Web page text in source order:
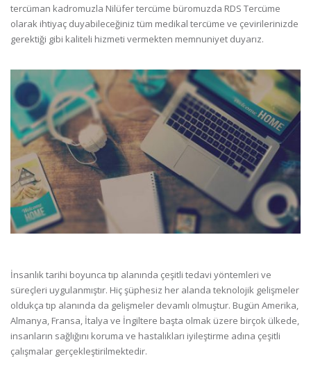
tercüman kadromuzla Nilüfer tercüme büromuzda RDS Tercüme
olarak ihtiyaç duyabileceğiniz tüm medikal tercüme ve çevirilerinizde
gerektiği gibi kaliteli hizmeti vermekten memnuniyet duyarız.
İnsanlık tarihi boyunca tıp alanında çeşitli tedavi yöntemleri ve
süreçleri uygulanmıştır. Hiç şüphesiz her alanda teknolojik gelişmeler
oldukça tıp alanında da gelişmeler devamlı olmuştur. Bugün Amerika,
Almanya, Fransa, İtalya ve İngiltere başta olmak üzere birçok ülkede,
insanların sağlığını koruma ve hastalıkları iyileştirme adına çeşitli
çalışmalar gerçekleştirilmektedir.